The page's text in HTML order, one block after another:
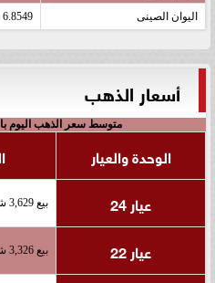
اليوان الصينى 6.8549
أسعار الذهب
متوسط سعر الذهب اليوم
الوحدة والعيار
عيار 24
بيع 3,629 شراء 3,686
عيار 22 بيع 3,326 شراء 3,379